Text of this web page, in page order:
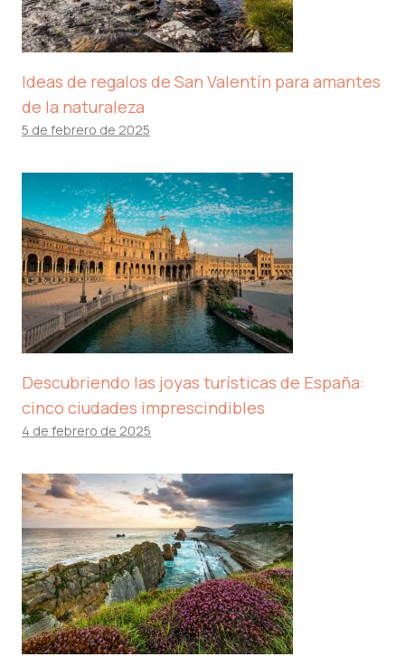
Ideas de regalos de San Valentín para amantes
de la naturaleza
5 de febrero de 2025
Descubriendo las joyas turísticas de España:
cinco ciudades imprescindibles
4 de febrero de 2025